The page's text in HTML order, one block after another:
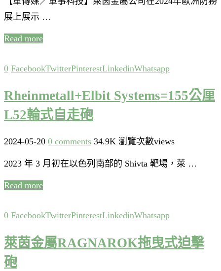
展上展示 …
Read more
0 FacebookTwitterPinterestLinkedinWhatsapp
Rheinmetall+Elbit Systems=155公厘
L52輪式自走砲
2024-05-20 0 comments 34.9K 瀏覽次數views
2023 年 3 月初在以色列南部的 Shivta 靶場，萊 …
Read more
0 FacebookTwitterPinterestLinkedinWhatsapp
萊茵金屬RAGNAROK拖曳式迫擊
砲